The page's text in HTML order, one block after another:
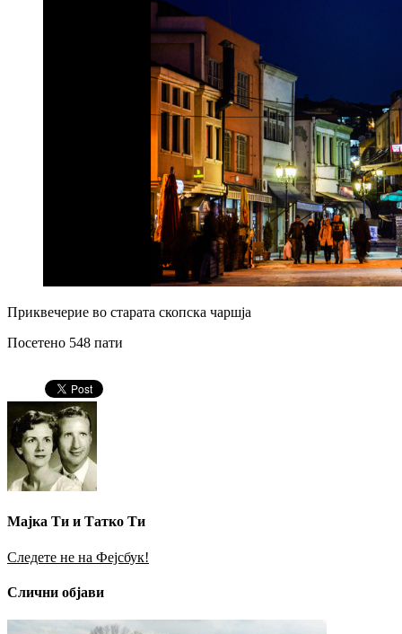
Приквечерие во старата скопска чаршја
Посетено 548 пати
Мајка Ти и Татко Ти
Следете не на Фејсбук!
Слични објави